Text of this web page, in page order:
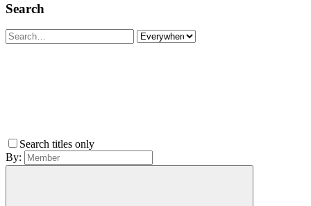
Search
Search titles only
By: